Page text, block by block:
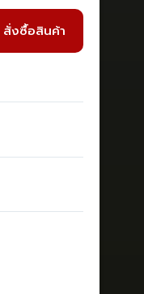
สั่งซื้อสินค้า